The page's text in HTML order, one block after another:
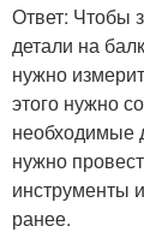
Ответ: Чтобы
детали на
нужно
этого нужно
необходимые
нужно
инструменты
ранее.